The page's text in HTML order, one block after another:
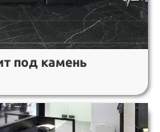
под камень